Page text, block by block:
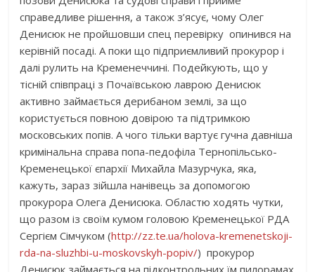
справедливе рішення, а також з’ясує, чому Олег
Денисюк не пройшовши спец перевірку опинився на
керівній посаді. А поки що підприємливий прокурор і
далі рулить на Кременеччині. Подейкують, що у
тісній співпраці з Почаївською лаврою Денисюк
активно займається дерибаном землі, за що
користується повною довірою та підтримкою
московських попів. А чого тільки вартує гучна давніша
кримінальна справа попа-педофіла Тернопільсько-
Кременецької єпархії Михайла Мазурчука, яка,
кажуть, зараз зійшла нанівець за допомогою
прокурора Олега Денисюка. Областю ходять чутки,
що разом із своїм кумом головою Кременецької РДА
Сергієм Сімчуком (http://zz.te.ua/holova-kremenetskoji-
rda-na-sluzhbi-u-moskovskyh-popiv/) прокурор